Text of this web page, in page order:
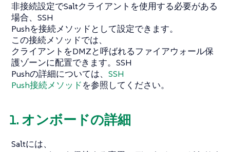
非接続設定でSaltクライアントを使用する必要がある
場合、SSH
Pushを接続メソッドとして設定できます。
この接続メソッドでは、
クライアントをDMZと呼ばれるファイアウォール保
護ゾーンに配置できます。SSH
Pushの詳細については、 SSH
Push接続メソッドを参照してください。
1. オンボードの詳細
Saltには、